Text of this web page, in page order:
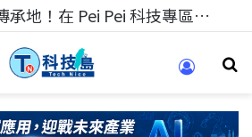
科技人的經驗傳承地！在 Pei Pei 科技專區，與學弟妹交流最硬核的技術